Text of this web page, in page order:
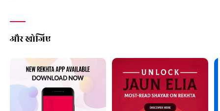
और खोजिए